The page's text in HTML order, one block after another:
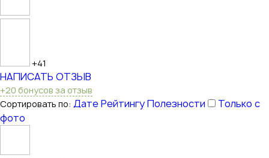
+41
НАПИСАТЬ ОТЗЫВ
+20 бонусов за отзыв
Сортировать по: ДатеРейтингуПолезности
Только с
фото